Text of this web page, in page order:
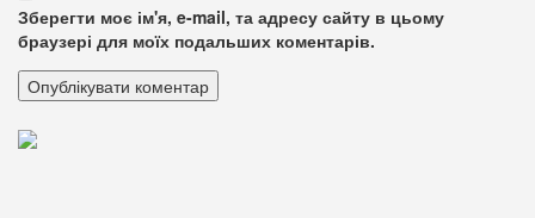
Зберегти моє ім'я, e-mail, та адресу сайту в цьому
браузері для моїх подальших коментарів.